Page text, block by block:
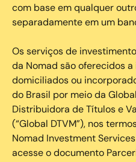
com base em qualquer
separadamente em um
Os serviços de
da Nomad são oferecidos
domiciliados ou
do Brasil por meio da
Distribuidora de Títulos e
(“Global DTVM”), nos
Nomad Investment
acesse o documento